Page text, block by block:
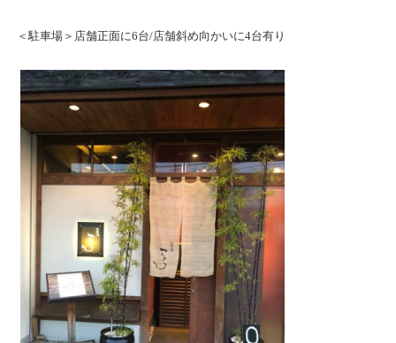
＜駐車場＞店舗正面に6台/店舗斜め向かいに4台有り